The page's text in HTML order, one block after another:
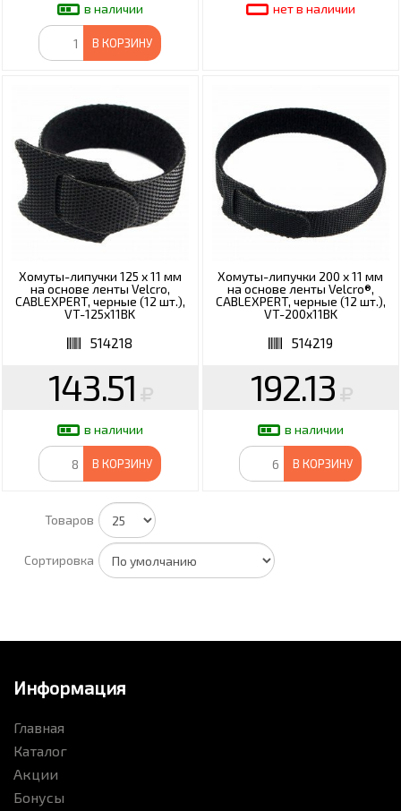
в наличии
В КОРЗИНУ
нет в наличии
Хомуты-липучки 125 x 11 мм
на основе ленты Velcro,
CABLEXPERT, черные (12 шт.),
VT-125x11BK
514218
143.51
в наличии
В КОРЗИНУ
Хомуты-липучки 200 x 11 мм
на основе ленты Velcro®,
CABLEXPERT, черные (12 шт.),
VT-200x11BK
514219
192.13
в наличии
В КОРЗИНУ
Товаров
Сортировка
Информация
Главная
Каталог
Акции
Бонусы